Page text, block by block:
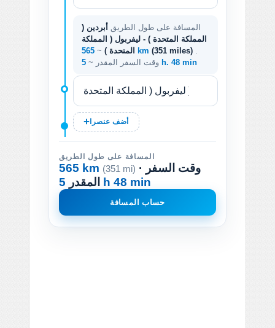
المسافة على طول الطريق أبردين (
المملكة المتحدة ) - ليفربول ( المملكة
المتحدة ) ~ 565 km (351 miles)
وقت السفر المقدر ~ 5 h. 48 min
أضف عنصرا
المسافة على طول الطريق
565 km (351 mi) · وقت السفر
المقدر 5 h 48 min
حساب المسافة